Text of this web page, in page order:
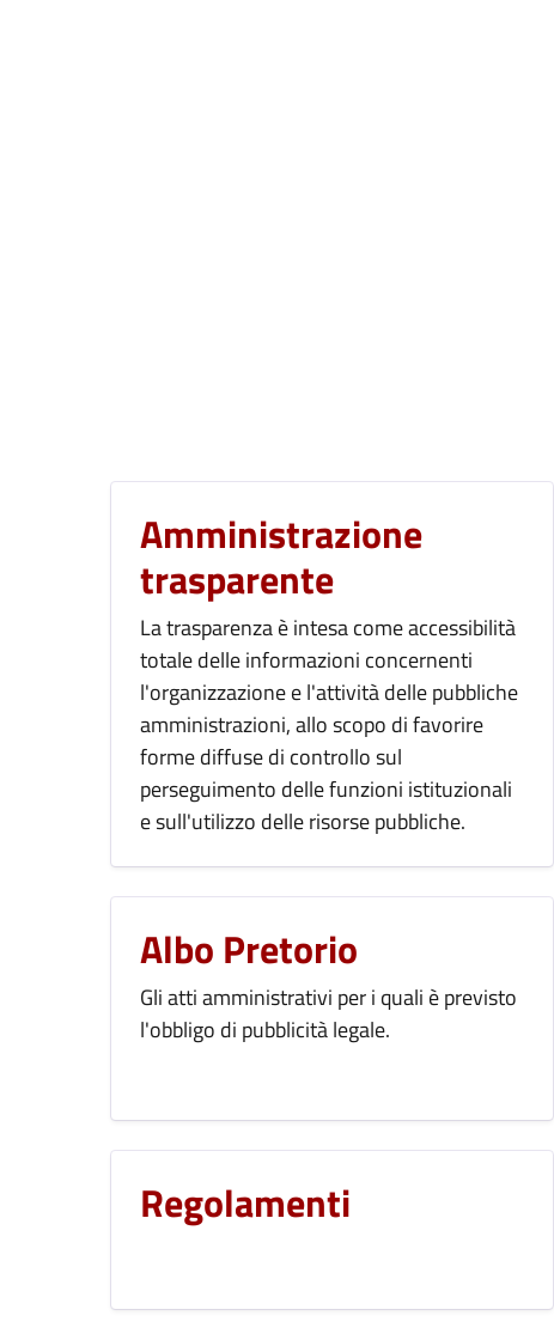
Amministrazione
trasparente
La trasparenza è intesa come accessibilità
totale delle informazioni concernenti
l'organizzazione e l'attività delle pubbliche
amministrazioni, allo scopo di favorire
forme diffuse di controllo sul
perseguimento delle funzioni istituzionali
e sull'utilizzo delle risorse pubbliche.
Albo Pretorio
Gli atti amministrativi per i quali è previsto
l'obbligo di pubblicità legale.
Regolamenti